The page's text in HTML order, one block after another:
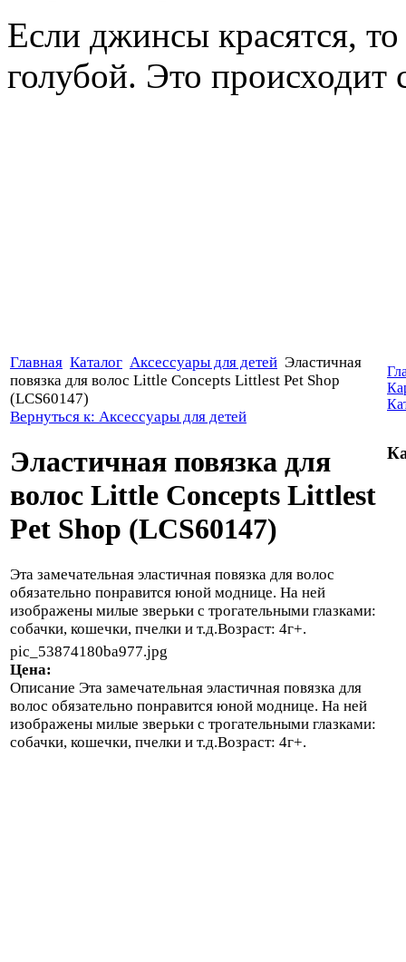
Если джинсы красятся,
голубой. Это происходит
Главная Каталог Аксессуары для детей Эластичная
повязка для волос Little Concepts Littlest Pet Shop
(LCS60147)
Вернуться к: Аксессуары для детей
Эластичная повязка для
волос Little Concepts Littlest
Pet Shop (LCS60147)
Эта замечательная эластичная повязка для волос
обязательно понравится юной моднице. На ней
изображены милые зверьки с трогательными глазками:
собачки, кошечки, пчелки и т.д.Возраст: 4г+.
pic_53874180ba977.jpg
Цена:
Описание Эта замечательная эластичная повязка для
волос обязательно понравится юной моднице. На ней
изображены милые зверьки с трогательными глазками:
собачки, кошечки, пчелки и т.д.Возраст: 4г+.